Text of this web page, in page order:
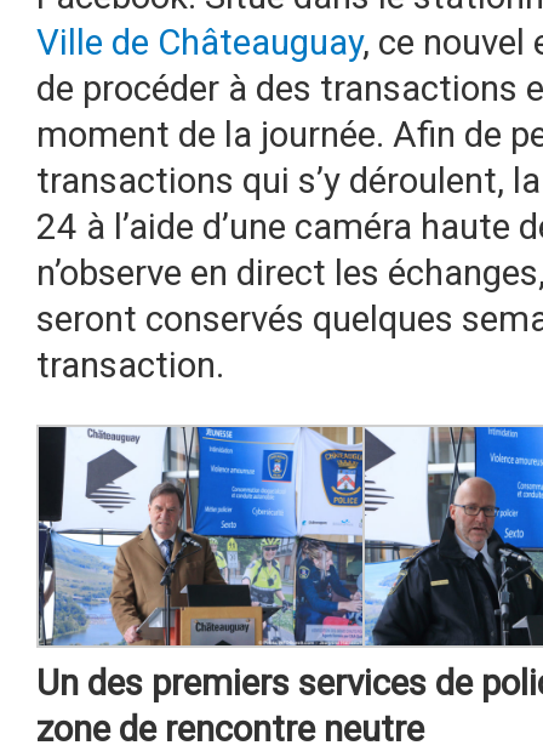
Ville de Châteauguay, ce
de procéder à des transactions
moment de la journée. Afin de
transactions qui s’y déroulent,
24 à l’aide d’une caméra haute
n’observe en direct les
seront conservés quelques
transaction.
Un des premiers services de
zone de rencontre neutre